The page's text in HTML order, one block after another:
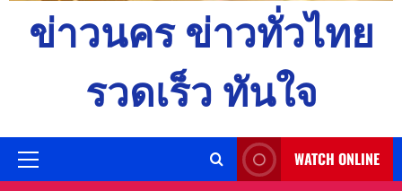
ข่าวนคร ข่าวทั่วไทย
รวดเร็ว ทันใจ
Primary
WATCH ONLINE